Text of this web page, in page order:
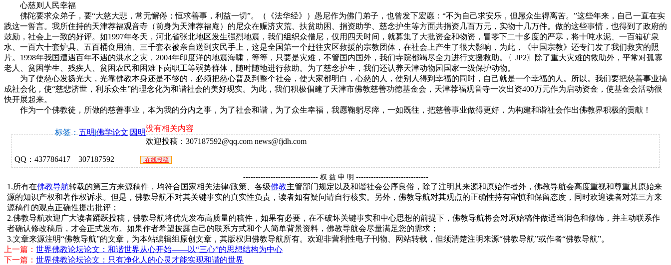
心慈则人民幸福
佛陀要求众弟子，要“大慈大悲，常无懈倦；恒求善事，利益一切”。（《法华经》）愚尼作为佛门弟子，也曾发下宏愿：“不为自己求安乐，但愿众生得离苦。”这些年来，自己一直在实
践这一誓言。我所住持的天津荐福观音寺（前身为天津荐福庵）的尼众在赈济灾荒、扶贫助困、捐资助学、慈念护生等方面共捐资几百万元，实物十几万件。做的这些事情，也得到了政府的
鼓励，社会上一致的好评。如1997年冬天，河北省张北地区发生强烈地震，我们组织众僧尼，仅用四天时间，就募集了大批资金和物资，冒零下二十多度的严寒，将十吨水泥、一百箱矿泉
水、一百六十套炉具、五百桶食用油、三千套衣被亲自送到灾民手上，这是全国第一个赶往灾区救援的宗教团体，在社会上产生了很大影响，为此，《中国宗教》还专门发了我们救灾的照
片。1998年我国遭遇百年不遇的洪水之灾，2004年印度洋的地震海啸，等等，只要是灾难，不管国内国外，我们寺院都竭尽全力进行支援救助。〖JP2〗除了重大灾难的救助外，平常对孤寡
老人、贫困学生、残疾人、贫困农民和困难下岗职工等弱势群体，随时随地进行救助。为了慈念护生，我们还认养天津动物园国家一级保护动物。
为了使慈心发扬光大，光靠佛教本身还是不够的，必须把慈心普及到整个社会，使大家都明白，心慈的人，使别人得到幸福的同时，自己就是一个幸福的人。所以。我们要把慈善事业搞
成社会化，使“慈悲济世，利乐众生”的理念化为和谐社会的美好现实。为此，我们积极倡建了天津市佛教慈善功德基金会，天津荐福观音寺一次出资400万元作为启动资金，使基金会活动很
快开展起来。
作为一个佛教徒，所做的慈善事业，本为我的分内之事，为了社会和谐，为了众生幸福，我愿鞠躬尽瘁，一如既往，把慈善事业做得更好，为构建和谐社会作出佛教界积极的贡献！
标签：五明|佛学论文|因明没有相关内容
欢迎投稿：307187592@qq.com news@fjdh.com
QQ：437786417 307187592 在线投稿
------------------------------ 权 益 申 明 -----------------------------
1.所有在佛教导航转载的第三方来源稿件，均符合国家相关法律/政策、各级佛教主管部门规定以及和谐社会公序良俗，除了注明其来源和原始作者外，佛教导航会高度重视和尊重其原始来
源的知识产权和著作权诉求。但是，佛教导航不对其关键事实的真实性负责，读者如有疑问请自行核实。另外，佛教导航对其观点的正确性持有审慎和保留态度，同时欢迎读者对第三方来
源稿件的观点正确性提出批评；
2.佛教导航欢迎广大读者踊跃投稿，佛教导航将优先发布高质量的稿件，如果有必要，在不破坏关键事实和中心思想的前提下，佛教导航将会对原始稿件做适当润色和修饰，并主动联系作
者确认修改稿后，才会正式发布。如果作者希望披露自己的联系方式和个人简单背景资料，佛教导航会尽量满足您的需求；
3.文章来源注明“佛教导航”的文章，为本站编辑组原创文章，其版权归佛教导航所有。欢迎非营利性电子刊物、网站转载，但须清楚注明来源“佛教导航”或作者“佛教导航”。
上一篇： 世界佛教论坛论文：和谐世界从心开始——以“三心”的思想结构为中心
下一篇： 世界佛教论坛论文：只有净化人的心灵才能实现和谐的世界